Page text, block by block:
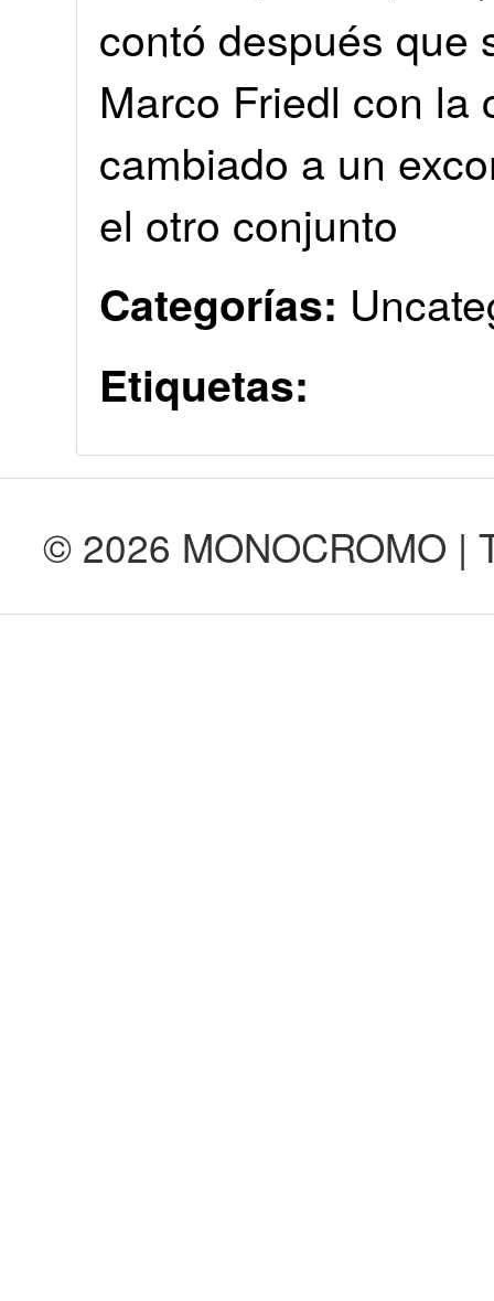
contó después que
Marco Friedl con la
cambiado a un
el otro conjunto
Categorías:
Etiquetas:
© 2026 MONOCROMO |